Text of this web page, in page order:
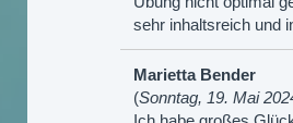
sehr inhaltsreich und
Marietta Bender
(Sonntag, 19. Mai